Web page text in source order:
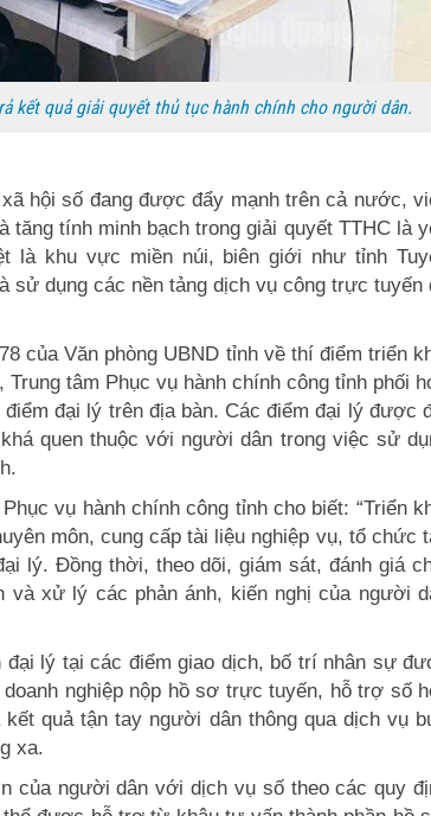
kết quả giải quyết thủ tục hành chính cho người dân.
hội số đang được đẩy mạnh trên cả nước,
tính minh bạch trong giải quyết TTHC là
là khu vực miền núi, biên giới như tỉnh
sử dụng các nền tảng dịch vụ công trực tuyến
của Văn phòng UBND tỉnh về thí điểm triển
tâm Phục vụ hành chính công tỉnh phối
đại lý trên địa bàn. Các điểm đại lý được
quen thuộc với người dân trong việc sử
vụ hành chính công tỉnh cho biết: “Triển
môn, cung cấp tài liệu nghiệp vụ, tổ chức
lý. Đồng thời, theo dõi, giám sát, đánh giá
và xử lý các phản ánh, kiến nghị của người
lý tại các điểm giao dịch, bố trí nhân sự
nghiệp nộp hồ sơ trực tuyến, hỗ trợ số
quả tận tay người dân thông qua dịch vụ
xa.
của người dân với dịch vụ số theo các quy